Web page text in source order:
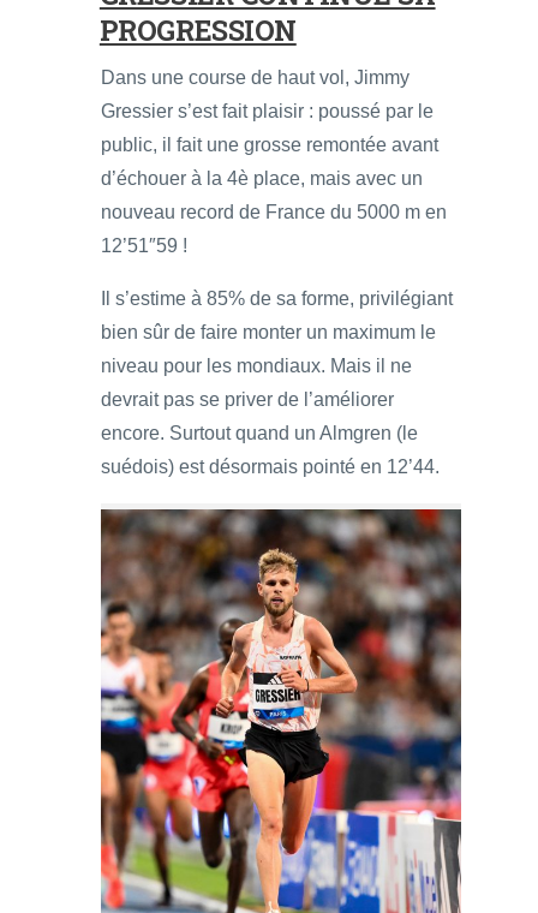
PROGRESSION
Dans une course de haut vol, Jimmy
Gressier s’est fait plaisir : poussé par le
public, il fait une grosse remontée avant
d’échouer à la 4è place, mais avec un
nouveau record de France du 5000 m en
12’51″59 !
Il s’estime à 85% de sa forme, privilégiant
bien sûr de faire monter un maximum le
niveau pour les mondiaux. Mais il ne
devrait pas se priver de l’améliorer
encore. Surtout quand un Almgren (le
suédois) est désormais pointé en 12’44.